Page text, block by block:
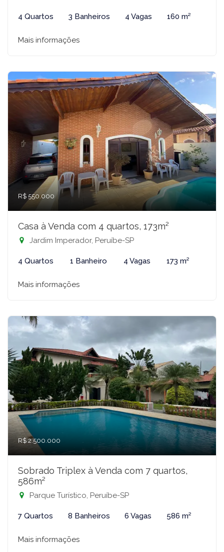
4 Quartos 3 Banheiros 4 Vagas 160 m²
Mais informações
R$ 550.000
Casa à Venda com 4 quartos, 173m²
Jardim Imperador, Peruíbe-SP
4 Quartos 1 Banheiro 4 Vagas 173 m²
Mais informações
R$ 2.500.000
Sobrado Triplex à Venda com 7 quartos,
586m²
Parque Turístico, Peruíbe-SP
7 Quartos 8 Banheiros 6 Vagas 586 m²
Mais informações